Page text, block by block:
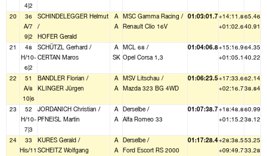
4|2
20
36
A/7
9|2
SCHINDELEGGER Helmut
/
HOFER Gerald
A
A
MSC Gamma Racing /
Renault Clio 16V
01:03:01.7 +14:11.8
+01:02.6
65.46
40.91
21
48
H/10-
6|2
SCHÜTZL Gerhard /
CERTAN Maros
A
SK
MCL 68 /
Opel Corsa 1,3
01:04:06.8+15:16.9
+01:05.1
64.35
40.22
22
51
A/8
10|6
BANDLER Florian /
KLINGER Jürgen
A
A
MSV Litschau /
Mazda 323 BG 4WD
01:06:23.5+17:33.6
+02:16.7
62.14
38.84
23
52
H/10-
7|3
JORDANICH Christian /
PFNEISL Martin
A
A
Derselbe /
Alfa Romeo 33
01:07:38.7 +18:48.8
+01:15.2
60.99
38.12
24
33
His/11
KURES Gerald /
SCHEITZ Wolfgang
A
A
Derselbe /
Ford Escort RS 2000
01:17:28.4+28:38.5
+09:49.7
53.25
33.28